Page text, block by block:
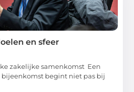
en sfeer
zakelijke samenkomst Een
bijeenkomst begint niet pas bij